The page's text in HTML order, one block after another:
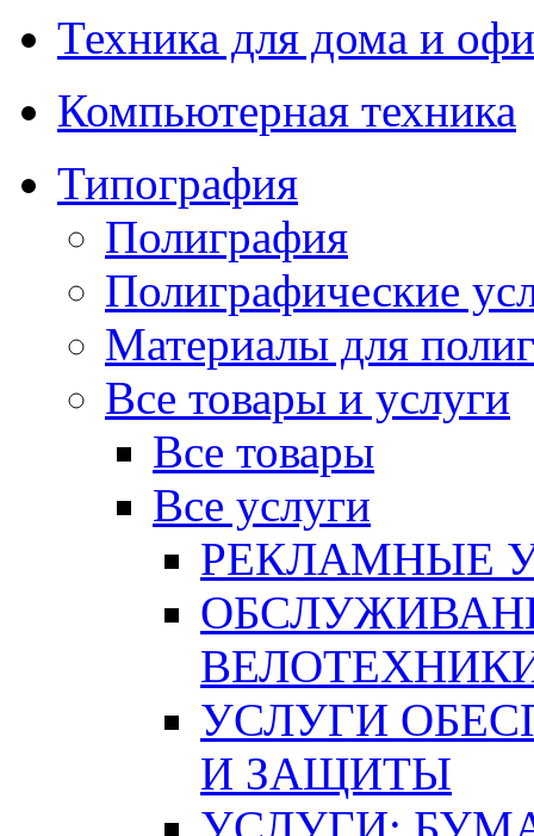
Техника для дома и
Компьютерная техника
Типография
Полиграфия
Полиграфические
Материалы для
Все товары и услуги
Все товары
Все услуги
РЕКЛАМНЫЕ
УСЛУГИ
И ЗАЩИТЫ